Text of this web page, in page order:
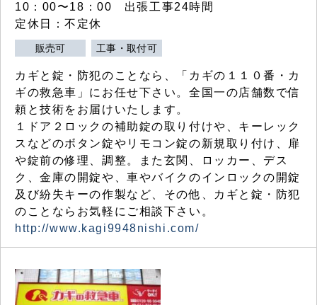
10：00〜18：00 出張工事24時間
定休日：不定休
販売可 工事・取付可
カギと錠・防犯のことなら、「カギの１１０番・カ
ギの救急車」にお任せ下さい。全国一の店舗数で信
頼と技術をお届けいたします。
１ドア２ロックの補助錠の取り付けや、キーレック
スなどのボタン錠やリモコン錠の新規取り付け、扉
や錠前の修理、調整。また玄関、ロッカー、デス
ク、金庫の開錠や、車やバイクのインロックの開錠
及び紛失キーの作製など、その他、カギと錠・防犯
のことならお気軽にご相談下さい。
http://www.kagi9948nishi.com/